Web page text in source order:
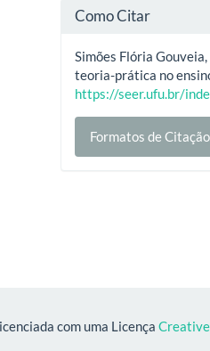
Como Citar
Simões Flória
teoria-prática no
https://seer.ufu.br/
Formatos de
com uma Licença